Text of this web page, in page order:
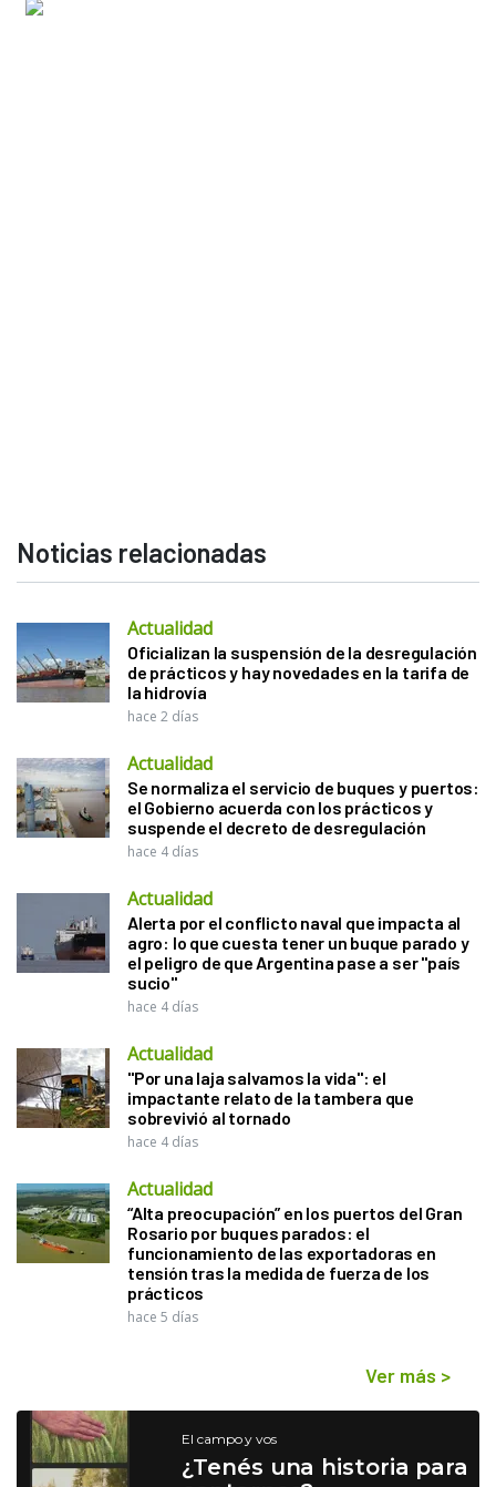
Noticias relacionadas
Actualidad
Oficializan la suspensión de la desregulación
de prácticos y hay novedades en la tarifa de
la hidrovía
hace 2 días
Actualidad
Se normaliza el servicio de buques y puertos:
el Gobierno acuerda con los prácticos y
suspende el decreto de desregulación
hace 4 días
Actualidad
Alerta por el conflicto naval que impacta al
agro: lo que cuesta tener un buque parado y
el peligro de que Argentina pase a ser "país
sucio"
hace 4 días
Actualidad
"Por una laja salvamos la vida": el
impactante relato de la tambera que
sobrevivió al tornado
hace 4 días
Actualidad
“Alta preocupación” en los puertos del Gran
Rosario por buques parados: el
funcionamiento de las exportadoras en
tensión tras la medida de fuerza de los
prácticos
hace 5 días
Ver más >
El campo y vos
¿Tenés una historia para